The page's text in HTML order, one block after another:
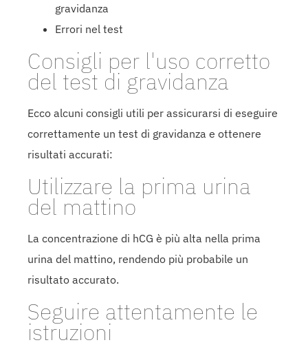
gravidanza
Errori nel test
Consigli per l'uso corretto
del test di gravidanza
Ecco alcuni consigli utili per assicurarsi di eseguire
correttamente un test di gravidanza e ottenere
risultati accurati:
Utilizzare la prima urina
del mattino
La concentrazione di hCG è più alta nella prima
urina del mattino, rendendo più probabile un
risultato accurato.
Seguire attentamente le
istruzioni